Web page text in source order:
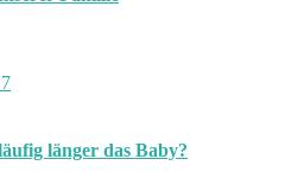
länger das Baby?